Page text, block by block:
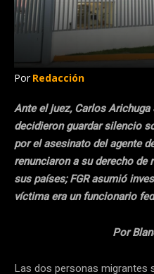
Por Redacción
Ante el juez, Carlos Arichuga
decidieron guardar silencio
por el asesinato del agente
renunciaron a su derecho
sus países; FGR asumió
víctima era un funcionario
Por
Las dos personas migrantes